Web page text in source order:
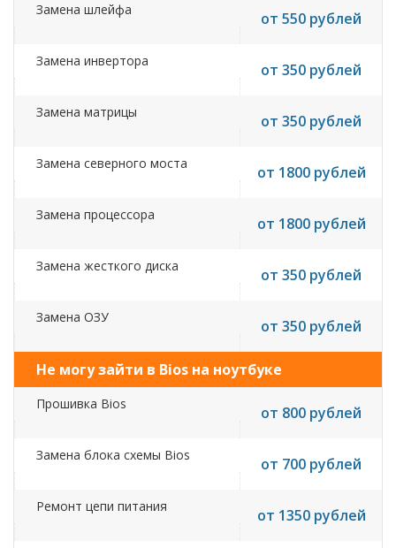
Замена шлейфа от 550 рублей
Замена инвертора от 350 рублей
Замена матрицы от 350 рублей
Замена северного моста от 1800 рублей
Замена процессора от 1800 рублей
Замена жесткого диска от 350 рублей
Замена ОЗУ от 350 рублей
Не могу зайти в Bios на ноутбуке
Прошивка Bios от 800 рублей
Замена блока схемы Bios от 700 рублей
Ремонт цепи питания от 1350 рублей